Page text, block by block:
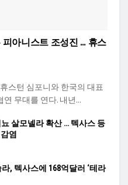
아니스트 조성진 … 휴스
스턴 심포니와 한국의 대표
무대를 연다. 내년...
살모넬라 확산 … 텍사스 등
염
라, 텍사스에 168억달러 ‘테라